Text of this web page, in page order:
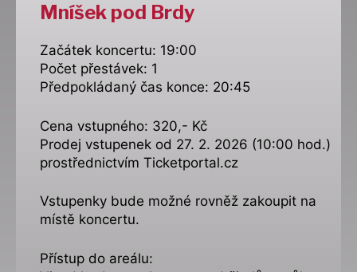
Mníšek pod Brdy
Začátek koncertu: 19:00
Počet přestávek: 1
Předpokládaný čas konce: 20:45
Cena vstupného: 320,- Kč
Prodej vstupenek od 27. 2. 2026 (10:00 hod.)
prostřednictvím Ticketportal.cz
Vstupenky bude možné rovněž zakoupit na
místě koncertu.
Přístup do areálu: